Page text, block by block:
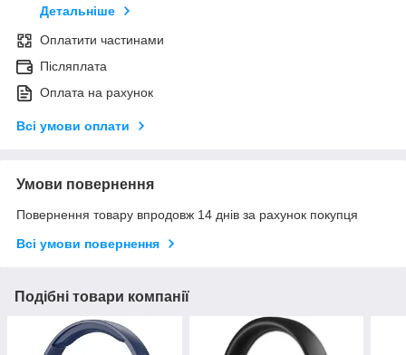
Детальніше
Оплатити частинами
Післяплата
Оплата на рахунок
Всі умови оплати
Умови повернення
Повернення товару впродовж 14 днів за рахунок покупця
Всі умови повернення
Подібні товари компанії